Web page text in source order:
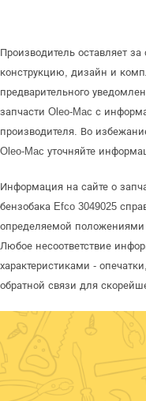
Производитель оставляет
конструкцию, дизайн и
предварительного
запчасти Oleo-Mac с
производителя. Во
Oleo-Mac уточняйте
Информация на сайте о
бензобака Efco 3049025
определяемой положениями
Любое несоответствие
характеристиками -
обратной связи для